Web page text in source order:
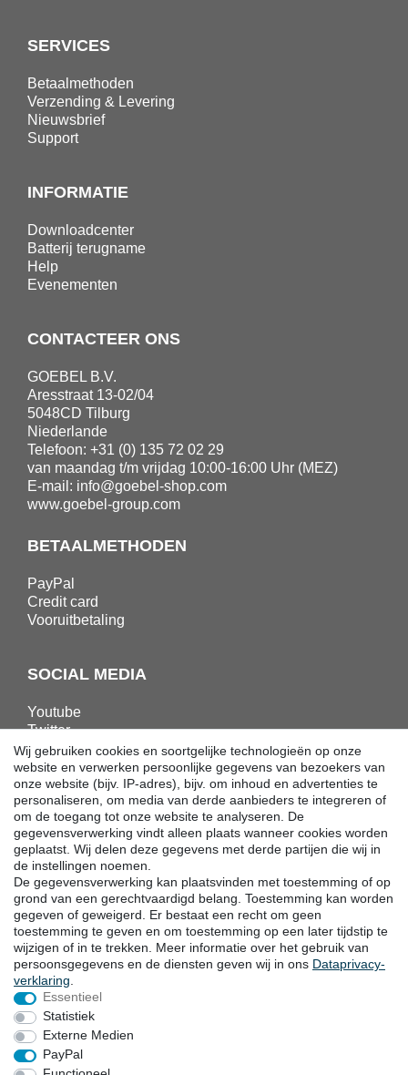
SERVICES
Betaalmethoden
Verzending & Levering
Nieuwsbrief
Support
INFORMATIE
Downloadcenter
Batterij terugname
Help
Evenementen
CONTACTEER ONS
GOEBEL B.V.
Aresstraat 13-02/04
5048CD Tilburg
Niederlande
Telefoon: +31 (0) 135 72 02 29
van maandag t/m vrijdag 10:00-16:00 Uhr (MEZ)
E-mail: info@goebel-shop.com
www.goebel-group.com
BETAALMETHODEN
PayPal
Credit card
Vooruitbetaling
SOCIAL MEDIA
Youtube
Twitter
Linkedin
Facebook
Instagram
DOWNLOADS
Catalogi
Techniek
Certificaten
Onderzoek
Promotie
LOCATIES
Wij gebruiken cookies en soortgelijke technologieën op onze
website en verwerken persoonlijke gegevens van bezoekers van
onze website (bijv. IP-adres), bijv. om inhoud en advertenties te
personaliseren, om media van derde aanbieders te integreren of
om de toegang tot onze website te analyseren. De
gegevensverwerking vindt alleen plaats wanneer cookies worden
geplaatst. Wij delen deze gegevens met derde partijen die wij in
de instellingen noemen.
De gegevensverwerking kan plaatsvinden met toestemming of op
grond van een gerechtvaardigd belang. Toestemming kan worden
gegeven of geweigerd. Er bestaat een recht om geen
toestemming te geven en om toestemming op een later tijdstip te
wijzigen of in te trekken. Meer informatie over het gebruik van
persoonsgegevens en de diensten geven wij in ons Data­privacy­
verklaring
Essentieel
Statistiek
Externe Medien
PayPal